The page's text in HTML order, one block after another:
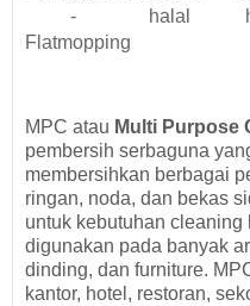
MPC atau Multi Purpose
pembersih serbaguna
membersihkan berbagai
ringan, noda, dan bekas
untuk kebutuhan cleaning
digunakan pada banyak
dinding, dan furniture.
kantor, hotel, restoran,